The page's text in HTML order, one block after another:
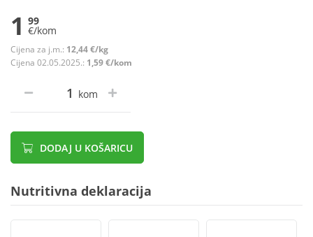
1 99
€/kom
Cijena za j.m.: 12,44 €/kg
Cijena 02.05.2025.: 1,59 €/kom
kom
DODAJ U KOŠARICU
Nutritivna deklaracija